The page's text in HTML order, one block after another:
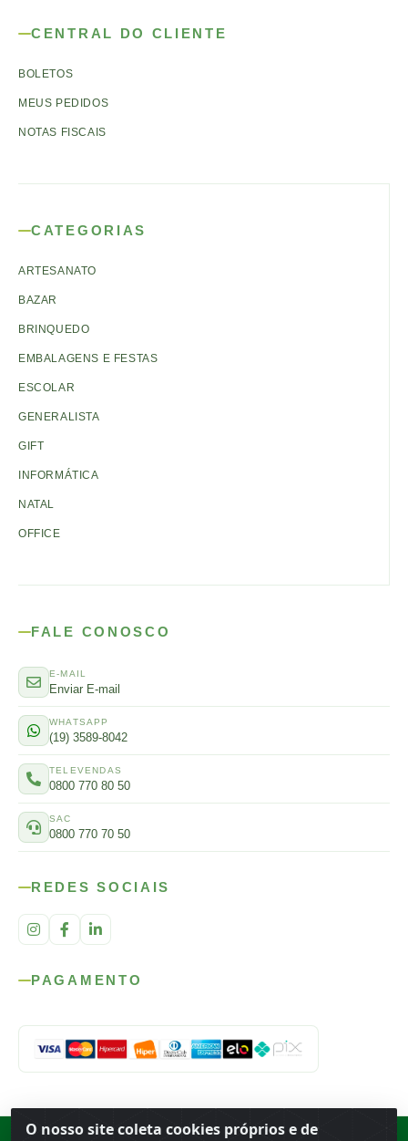
O nosso site coleta cookies próprios e de
CENTRAL DO CLIENTE
BOLETOS
MEUS PEDIDOS
NOTAS FISCAIS
CATEGORIAS
ARTESANATO
BAZAR
BRINQUEDO
EMBALAGENS E FESTAS
ESCOLAR
GENERALISTA
GIFT
INFORMÁTICA
NATAL
OFFICE
FALE CONOSCO
E-MAIL
Enviar E-mail
WHATSAPP
(19) 3589-8042
TELEVENDAS
0800 770 80 50
SAC
0800 770 70 50
REDES SOCIAIS
PAGAMENTO